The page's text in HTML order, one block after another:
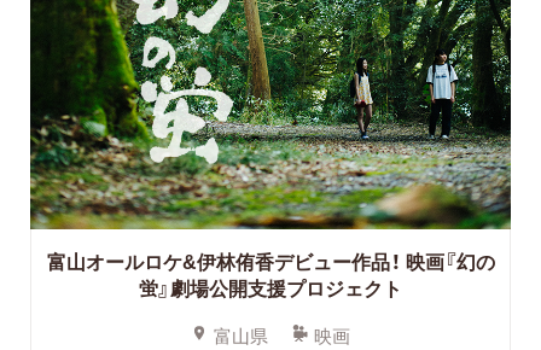
富山オールロケ&伊林侑香デビュー作品！ 映画『幻の
蛍』劇場公開支援プロジェクト
富山県 映画